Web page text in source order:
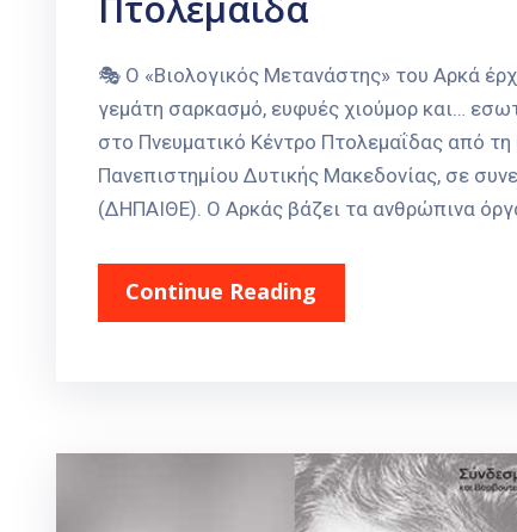
🎭 Ο «Βιολογικός Μετανάστης» του Αρκά
γεμάτη σαρκασμό, ευφυές χιούμορ και…
στο Πνευματικό Κέντρο Πτολεμαΐδας από
Πανεπιστημίου Δυτικής Μακεδονίας, σε
(ΔΗΠΑΙΘΕ). Ο Αρκάς βάζει τα ανθρώπινα
Continue Reading